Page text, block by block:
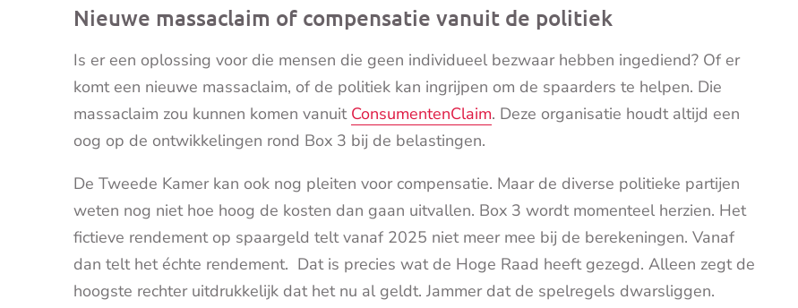
Nieuwe massaclaim of compensatie vanuit de politiek
Is er een oplossing voor die mensen die geen individueel bezwaar hebben ingediend? Of er
komt een nieuwe massaclaim, of de politiek kan ingrijpen om de spaarders te helpen. Die
massaclaim zou kunnen komen vanuit ConsumentenClaim. Deze organisatie houdt altijd een
oog op de ontwikkelingen rond Box 3 bij de belastingen.
De Tweede Kamer kan ook nog pleiten voor compensatie. Maar de diverse politieke partijen
weten nog niet hoe hoog de kosten dan gaan uitvallen. Box 3 wordt momenteel herzien. Het
fictieve rendement op spaargeld telt vanaf 2025 niet meer mee bij de berekeningen. Vanaf
dan telt het échte rendement. Dat is precies wat de Hoge Raad heeft gezegd. Alleen zegt de
hoogste rechter uitdrukkelijk dat het nu al geldt. Jammer dat de spelregels dwarsliggen.